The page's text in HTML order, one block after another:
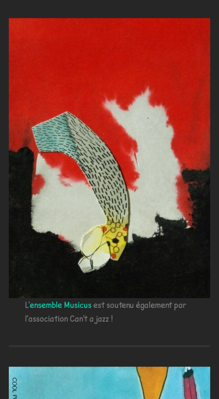
L'ensemble Musicusest soutenu également par
l'association Can't a jazz !